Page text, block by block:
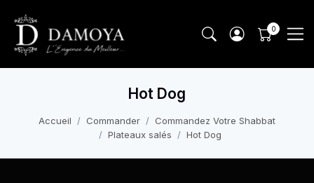
Hot Dog
Accueil Commander
Commandez Votre Shabbat
Plateaux salés
Hot Dog